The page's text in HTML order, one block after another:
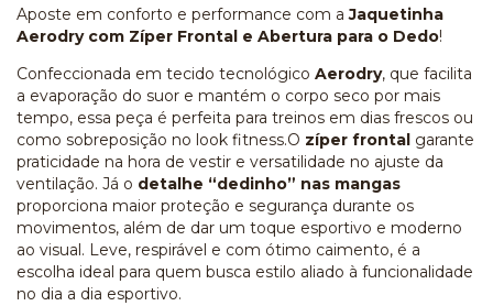
Aposte em conforto e performance com aJaquetinha
Aerodry com Zíper Frontal e Abertura para o Dedo!
Confeccionada em tecido tecnológico Aerodry, que facilita
a evaporação do suor e mantém o corpo seco por mais
tempo, essa peça é perfeita para treinos em dias frescos ou
como sobreposição no look fitness.O zíper frontal garante
praticidade na hora de vestir e versatilidade no ajuste da
ventilação. Já o detalhe “dedinho” nas mangas
proporciona maior proteção e segurança durante os
movimentos, além de dar um toque esportivo e moderno
ao visual. Leve, respirável e com ótimo caimento, é a
escolha ideal para quem busca estilo aliado à funcionalidade
no dia a dia esportivo.